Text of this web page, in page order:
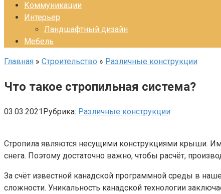
Коммуникации
Интерьер
Ландшафтный дизайн
Мебель
Главная » Строительство » Различные конструкции
Что такое стропильная система?
03.03.2021Рубрика: Различные конструкции
Стропила являются несущими конструкциями крыши.
снега. Поэтому достаточно важно, чтобы расчёт,
За счёт известной канадской программной среды в
сложности. Уникальность канадской технологии